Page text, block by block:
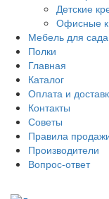
Детские
Офисные
Мебель для
Полки
Главная
Каталог
Оплата и
Контакты
Советы
Правила
Производители
Вопрос-ответ